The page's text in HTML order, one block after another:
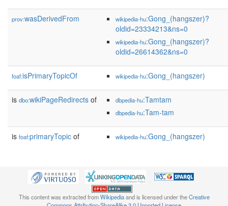
prov:wasDerivedFrom wikipedia-hu:Gong_(hangszer)?
oldid=23334213&ns=0
wikipedia-hu:Gong_(hangszer)?
oldid=26614362&ns=0
foaf:isPrimaryTopicOf wikipedia-hu:Gong_(hangszer)
is dbo:wikiPageRedirects of dbpedia-hu:Tamtam
dbpedia-hu:Tam-tam
is foaf:primaryTopic of wikipedia-hu:Gong_(hangszer)
This content was extracted fromWikipediaand is licensed under theCreative